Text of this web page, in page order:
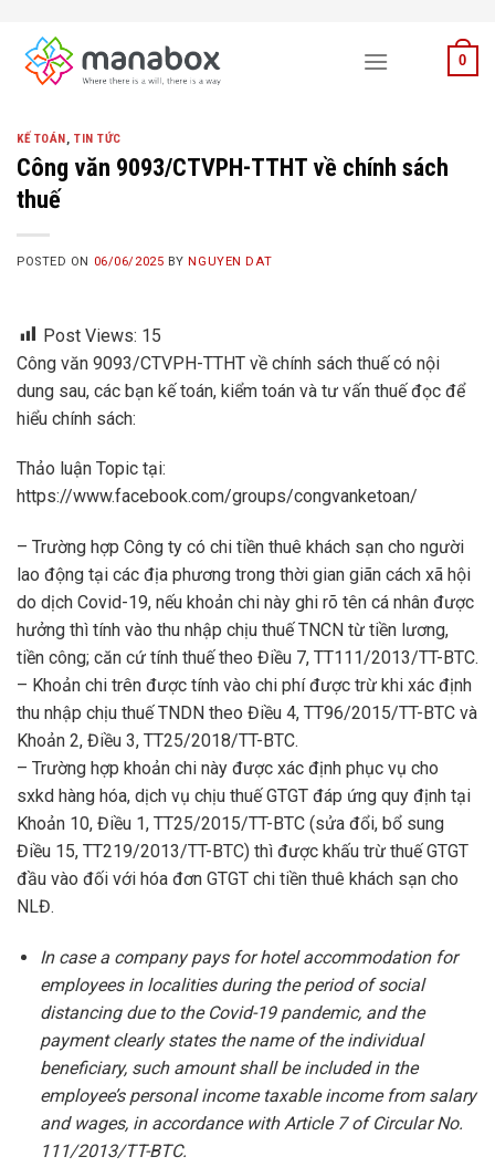
content
0
KẾ TOÁN,TIN TỨC
Công văn 9093/CTVPH-TTHT về chính sách
thuế
POSTED ON 06/06/2025 BYNGUYEN DAT
Post Views: 15
Công văn 9093/CTVPH-TTHT về chính sách thuế có nội
dung sau, các bạn kế toán, kiểm toán và tư vấn thuế đọc để
hiểu chính sách:
Thảo luận Topic tại:
https://www.facebook.com/groups/congvanketoan/
– Trường hợp Công ty có chi tiền thuê khách sạn cho người
lao động tại các địa phương trong thời gian giãn cách xã hội
do dịch Covid-19, nếu khoản chi này ghi rõ tên cá nhân được
hưởng thì tính vào thu nhập chịu thuế TNCN từ tiền lương,
tiền công; căn cứ tính thuế theo Điều 7, TT111/2013/TT-BTC.
– Khoản chi trên được tính vào chi phí được trừ khi xác định
thu nhập chịu thuế TNDN theo Điều 4, TT96/2015/TT-BTC và
Khoản 2, Điều 3, TT25/2018/TT-BTC.
– Trường hợp khoản chi này được xác định phục vụ cho
sxkd hàng hóa, dịch vụ chịu thuế GTGT đáp ứng quy định tại
Khoản 10, Điều 1, TT25/2015/TT-BTC (sửa đổi, bổ sung
Điều 15, TT219/2013/TT-BTC) thì được khấu trừ thuế GTGT
đầu vào đối với hóa đơn GTGT chi tiền thuê khách sạn cho
NLĐ.
In case a company pays for hotel accommodation for
employees in localities during the period of social
distancing due to the Covid-19 pandemic, and the
payment clearly states the name of the individual
beneficiary, such amount shall be included in the
employee’s personal income taxable income from salary
and wages, in accordance with Article 7 of Circular No.
111/2013/TT-BTC.